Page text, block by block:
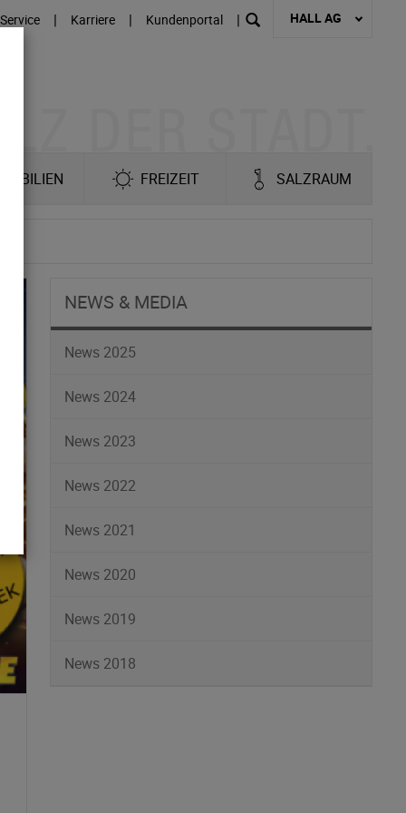
Service | Karriere | Kundenportal | HALL AG
FREIZEIT SALZRAUM
NEWS & MEDIA
News 2025
News 2024
News 2023
News 2022
News 2021
News 2020
News 2019
News 2018